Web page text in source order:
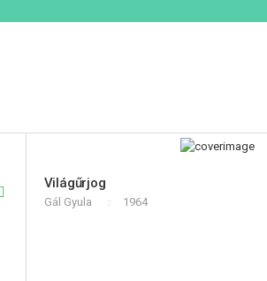
Világűrjog
Gál Gyula 1964